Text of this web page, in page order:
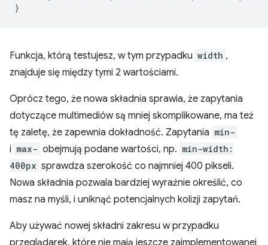
}
Funkcja, którą testujesz, w tym przypadku width ,
znajduje się między tymi 2 wartościami.
Oprócz tego, że nowa składnia sprawia, że zapytania
dotyczące multimediów są mniej skomplikowane, ma też
tę zaletę, że zapewnia dokładność. Zapytania min-
i max- obejmują podane wartości, np. min-width:
400px sprawdza szerokość co najmniej 400 pikseli.
Nowa składnia pozwala bardziej wyraźnie określić, co
masz na myśli, i uniknąć potencjalnych kolizji zapytań.
Aby używać nowej składni zakresu w przypadku
przeglądarek, które nie mają jeszcze zaimplementowanej